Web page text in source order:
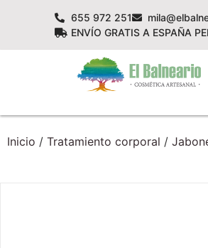
655 972 251
ENVÍO GRATIS A ESPAÑA
Inicio / Tratamiento corporal /